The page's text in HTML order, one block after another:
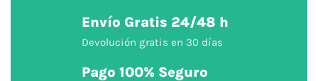
Envío Gratis 24/48 h
Devolución gratis en 30 días
Pago 100% Seguro